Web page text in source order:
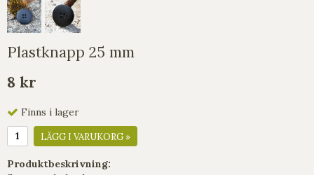
Plastknapp 25 mm
8 kr
Finns i lager
LÄGG I VARUKORG »
Produktbeskrivning: